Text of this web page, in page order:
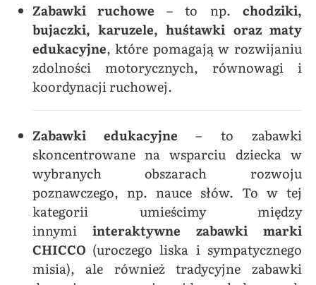
Zabawki ruchowe – to np. chodziki,
bujaczki, karuzele, huśtawki oraz maty
edukacyjne, które pomagają w rozwijaniu
zdolności motorycznych, równowagi i
koordynacji ruchowej.
Zabawki edukacyjne– to zabawki
skoncentrowane na wsparciu dziecka w
wybranych obszarach rozwoju
poznawczego, np. nauce słów. To w tej
kategorii umieścimy między
innymiinteraktywne zabawki marki
CHICCO (uroczego liska i sympatycznego
misia), ale również tradycyjne zabawki